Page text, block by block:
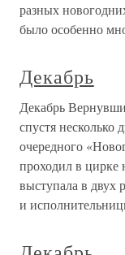
разных
было особенно
Декабрь
Декабрь
спустя несколько
очередного
проходил в цирке
выступала в двух
и